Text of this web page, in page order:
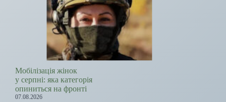
Мобілізація жінок
у серпні: яка категорія
опиниться на фронті
07.08.2026